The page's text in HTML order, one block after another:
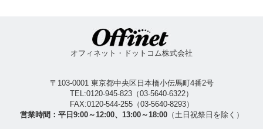
オフィネット・ドットコム株式会社
〒103-0001 東京都中央区日本橋小伝馬町4番2号
TEL:0120-945-823 （03-5640-6322）
FAX:0120-544-255（03-5640-8293）
営業時間：平日9:00～12:00、13:00～18:00（土日祝祭日を除く）